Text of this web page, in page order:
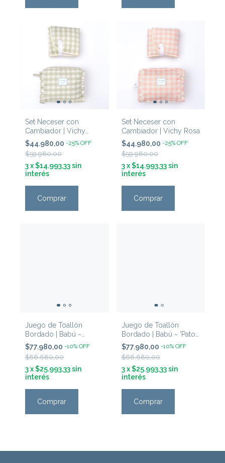
Set Neceser con
Cambiador | Vichy
Verde
$44.980,00 -25% OFF
$59.980,00
3x$14.993,33sin
interés
Comprar
Set Neceser con
Cambiador | Vichy Rosa
$44.980,00 -25% OFF
$59.980,00
3 x$14.993,33 sin
interés
Comprar
Juego de Toallón
Bordado | Babú ~
'Pajaritos Celeste'
$77.980,00 -10% OFF
$86.680,00
3x$25.993,33sin
interés
Comprar
Juego de Toallón
Bordado | Babú ~ 'Pato
& Conejo Natural'
$77.980,00 -10% OFF
$86.680,00
3 x$25.993,33 sin
interés
Comprar